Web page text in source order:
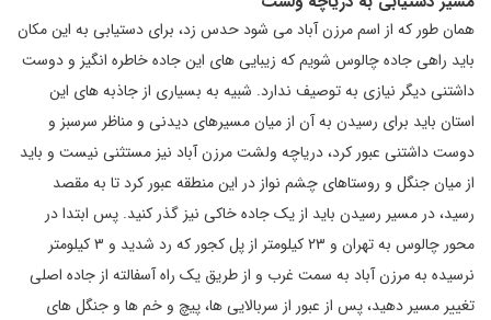
همان طور که از اسم مرزن آباد می شود حدس زد، برای دستیابی به این مکان
باید راهی جاده چالوس شویم که زیبایی های این جاده خاطره انگیز و دوست
داشتنی دیگر نیازی به توصیف ندارد. شبیه به بسیاری از جاذبه های این
استان باید برای رسیدن به آن از میان مسیرهای دیدنی و مناظر سرسبز و
دوست داشتنی عبور کرد، دریاچه ولشت مرزن آباد نیز مستثنی نیست و باید
از میان جنگل و روستاهای چشم نواز در این منطقه عبور کرد تا به مقصد
رسید، در مسیر رسیدن باید از یک جاده خاکی نیز گذر کنید. پس ابتدا در
محور چالوس به تهران و ۲۳ کیلومتر از پل کجور که رد شدید و ۳ کیلومتر
نرسیده به مرزن آباد به سمت غرب و از طریق یک راه آسفالته از جاده اصلی
تغییر مسیر دهید، پس از عبور از سربالایی ها، پیچ و خم ها و جنگل های